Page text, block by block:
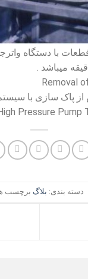
پاک سازی با
Pressure Pump
دسته بندی: بلاگ برچسب